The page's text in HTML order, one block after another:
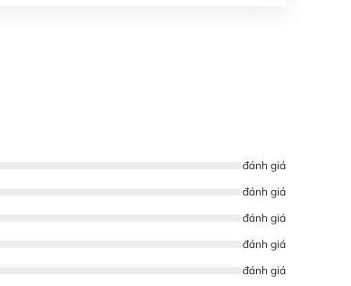
đánh giá
đánh giá
đánh giá
đánh giá
đánh giá